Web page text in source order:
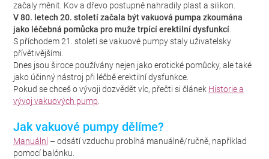
začaly měnit. Kov a dřevo postupně nahradily plast a silikon.
V 80. letech 20. století začala být vakuová pumpa zkoumána
jako léčebná pomůcka pro muže trpící erektilní dysfunkcí.
S příchodem 21. století se vakuové pumpy staly uživatelsky
přívětivějšími.
Dnes jsou široce používány nejen jako erotické pomůcky, ale také
jako účinný nástroj při léčbě erektilní dysfunkce.
Pokud se chceš o vývoji dozvědět víc, přečti si článek Historie a
vývoj vakuových pump.
Jak vakuové pumpy dělíme?
Manuální – odsátí vzduchu probíhá manuálně/ručně, například
pomocí balónku.